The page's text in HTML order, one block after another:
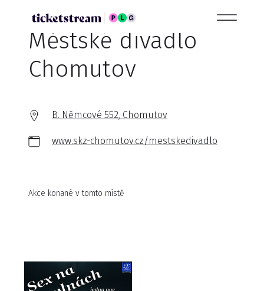
Městské divadlo
Chomutov
B. Němcové 552, Chomutov
www.skz-chomutov.cz/mestskedivadlo
Akce konané v tomto místě